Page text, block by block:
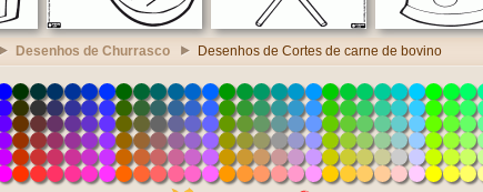
Desenhos de Churrasco Desenhos de Cortes de carne de bovino